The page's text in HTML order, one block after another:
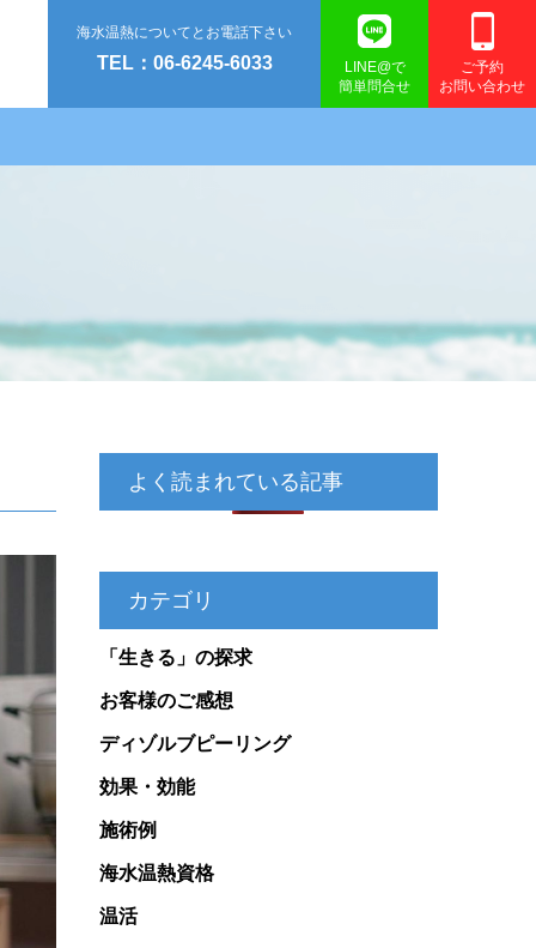
海水温熱についてとお電話下さい
TEL：06-6245-6033
LINE@で
簡単問合せ
ご予約
お問い合わせ
よく読まれている記事
カテゴリ
「生きる」の探求
お客様のご感想
ディゾルブピーリング
効果・効能
施術例
海水温熱資格
温活